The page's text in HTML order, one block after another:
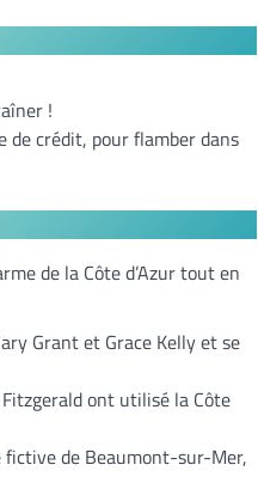
!
de crédit, pour flamber dans
de la Côte d’Azur tout en
Grant et Grace Kelly et se
ont utilisé la Côte
fictive de Beaumont-sur-Mer,